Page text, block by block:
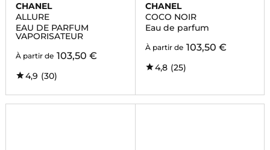
CHANEL
ALLURE
EAU DE PARFUM
VAPORISATEUR
À partir de 103,50 €
4,9 (30)
CHANEL
COCO NOIR
Eau de parfum
À partir de 103,50 €
4,8 (25)